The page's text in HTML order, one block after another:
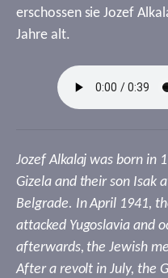
erschossen sie Jozef
Jahre alt.
Jozef Alkalaj was born in
Gizela and their son Isak
Belgrade. In April 1941,
attacked Yugoslavia and
afterwards, the Jewish
After a revolt in July, the